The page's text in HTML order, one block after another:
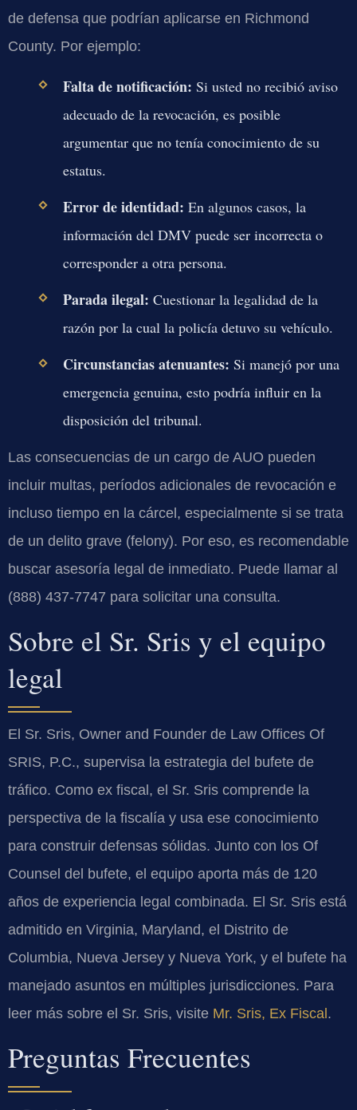
de defensa que podrían aplicarse en Richmond
County. Por ejemplo:
Falta de notificación: Si usted no recibió aviso
adecuado de la revocación, es posible
argumentar que no tenía conocimiento de su
estatus.
Error de identidad: En algunos casos, la
información del DMV puede ser incorrecta o
corresponder a otra persona.
Parada ilegal: Cuestionar la legalidad de la
razón por la cual la policía detuvo su vehículo.
Circunstancias atenuantes: Si manejó por una
emergencia genuina, esto podría influir en la
disposición del tribunal.
Las consecuencias de un cargo de AUO pueden
incluir multas, períodos adicionales de revocación e
incluso tiempo en la cárcel, especialmente si se trata
de un delito grave (felony). Por eso, es recomendable
buscar asesoría legal de inmediato. Puede llamar al
(888) 437-7747 para solicitar una consulta.
Sobre el Sr. Sris y el equipo
legal
El Sr. Sris, Owner and Founder de Law Offices Of
SRIS, P.C., supervisa la estrategia del bufete de
tráfico. Como ex fiscal, el Sr. Sris comprende la
perspectiva de la fiscalía y usa ese conocimiento
para construir defensas sólidas. Junto con los Of
Counsel del bufete, el equipo aporta más de 120
años de experiencia legal combinada. El Sr. Sris está
admitido en Virginia, Maryland, el Distrito de
Columbia, Nueva Jersey y Nueva York, y el bufete ha
manejado asuntos en múltiples jurisdicciones. Para
leer más sobre el Sr. Sris, visite Mr. Sris, Ex Fiscal.
Preguntas Frecuentes